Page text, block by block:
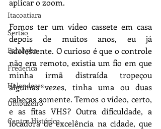
Itacoatiara
Sertão
Parahyba
Frederica
Holandeses
Umbuzeiro
Centro Histórico
aplicar o zoom.
Fomos ter um vídeo cassete em casa
depois de muitos anos, eu já
adolescente. O curioso é que o controle
não era remoto, existia um fio em que
minha irmã distraída tropeçou
algumas vezes, tinha uma ou duas
cabeças somente. Temos o vídeo, certo,
e as fitas VHS? Outra dificuldade, a
locadora de excelência na cidade, que